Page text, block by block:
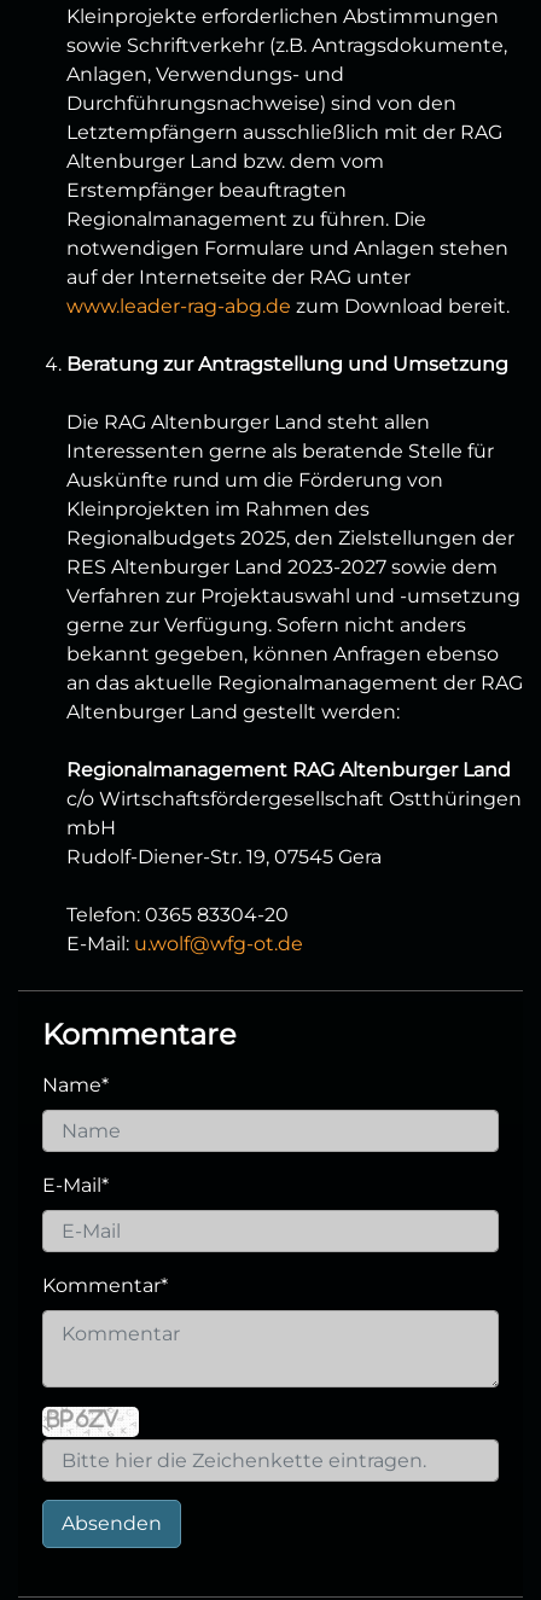
Kleinprojekte erforderlichen Abstimmungen
sowie Schriftverkehr (z.B. Antragsdokumente,
Anlagen, Verwendungs- und
Durchführungsnachweise) sind von den
Letztempfängern ausschließlich mit der RAG
Altenburger Land bzw. dem vom
Erstempfänger beauftragten
Regionalmanagement zu führen. Die
notwendigen Formulare und Anlagen stehen
auf der Internetseite der RAG unter
www.leader-rag-abg.de zum Download bereit.
Beratung zur Antragstellung und Umsetzung
Die RAG Altenburger Land steht allen
Interessenten gerne als beratende Stelle für
Auskünfte rund um die Förderung von
Kleinprojekten im Rahmen des
Regionalbudgets 2025, den Zielstellungen der
RES Altenburger Land 2023-2027 sowie dem
Verfahren zur Projektauswahl und -umsetzung
gerne zur Verfügung. Sofern nicht anders
bekannt gegeben, können Anfragen ebenso
an das aktuelle Regionalmanagement der RAG
Altenburger Land gestellt werden:
Regionalmanagement RAG Altenburger Land
c/o Wirtschaftsfördergesellschaft Ostthüringen
mbH
Rudolf-Diener-Str. 19, 07545 Gera
Telefon: 0365 83304-20
E-Mail: u.wolf@wfg-ot.de
Kommentare
Name*
E-Mail*
Kommentar*
Absenden